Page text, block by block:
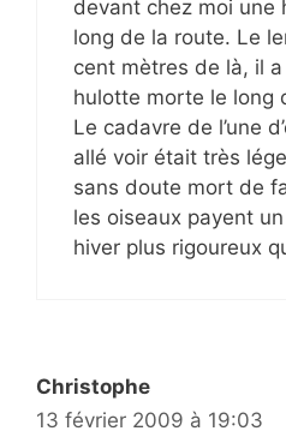
devant chez moi une
long de la route. Le
cent mètres de là, il
hulotte morte le long
Le cadavre de l’une
allé voir était très
sans doute mort de
les oiseaux payent
hiver plus rigoureux
Christophe
13 février 2009 à 19:03